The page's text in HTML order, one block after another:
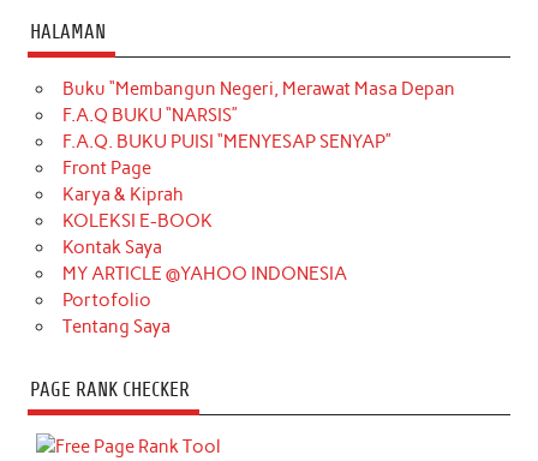
HALAMAN
Buku “Membangun Negeri, Merawat Masa Depan
F.A.Q BUKU “NARSIS”
F.A.Q. BUKU PUISI “MENYESAP SENYAP”
Front Page
Karya & Kiprah
KOLEKSI E-BOOK
Kontak Saya
MY ARTICLE @YAHOO INDONESIA
Portofolio
Tentang Saya
PAGE RANK CHECKER